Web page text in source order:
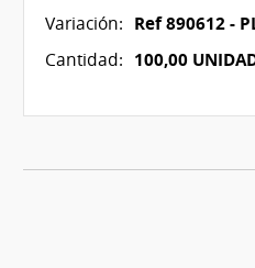
Variación: Ref 890612 -
Cantidad: 100,00